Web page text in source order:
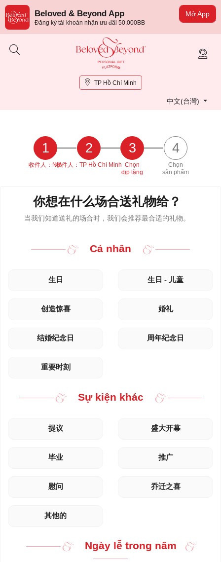
Mở App
Beloved & Beyond App
Đăng ký tài khoản nhận ưu đãi 50.000BB
TP Hồ Chí Minh
中文(台灣)
1
收件人：N/A
2
收件人：TP Hồ Chí Minh
3
Chọn
dịp tặng
4
Chọn
sản phẩm
你想在什么场合送礼物给？
当我们知道送礼的场合时，我们会推荐最合适的礼物。
Cá nhân
生日 生日 - 儿童
创造惊喜 婚礼
结婚纪念日 周年纪念日
重要时刻
Sự kiện khác
提议 盛大开幕
毕业 推广
慰问 乔迁之喜
其他的
Ngày lễ trong năm